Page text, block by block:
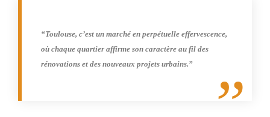
“Toulouse, c’est un marché en perpétuelle effervescence,
où chaque quartier affirme son caractère au fil des
rénovations et des nouveaux projets urbains.”